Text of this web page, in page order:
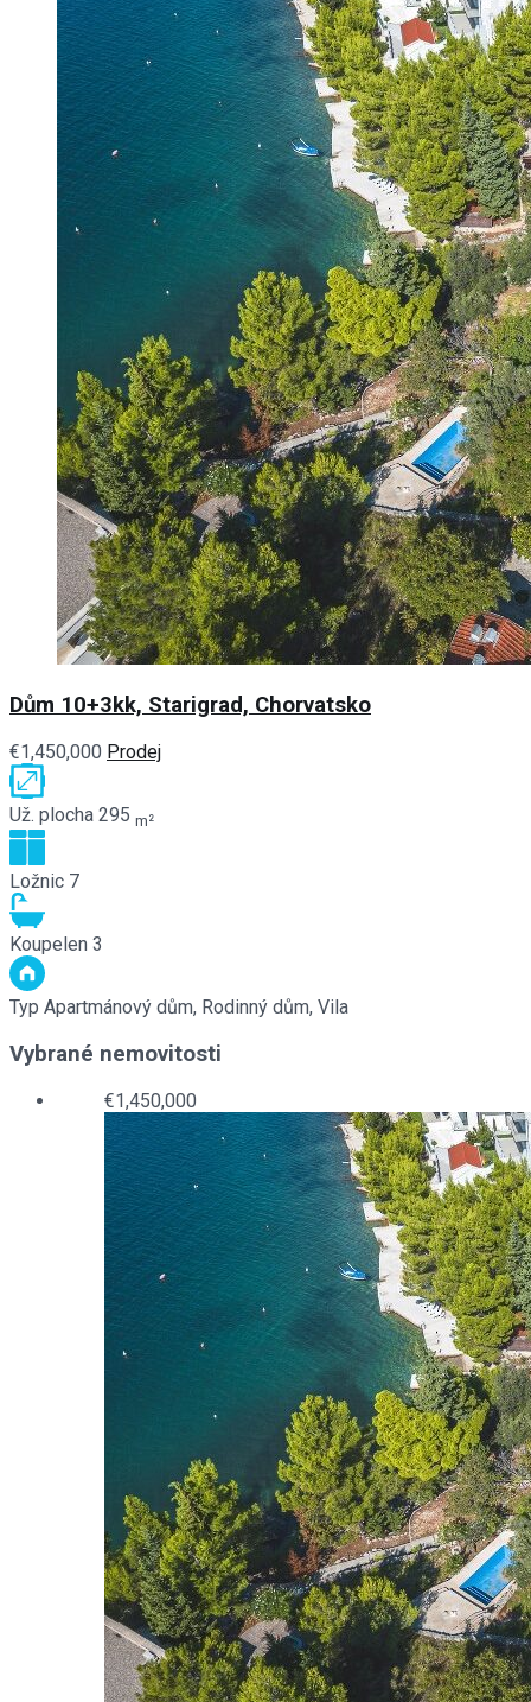
Dům 10+3kk, Starigrad, Chorvatsko
€1,450,000 Prodej
Už. plocha 295 m²
Ložnic 7
Koupelen 3
Typ Apartmánový dům, Rodinný dům, Vila
Vybrané nemovitosti
€1,450,000